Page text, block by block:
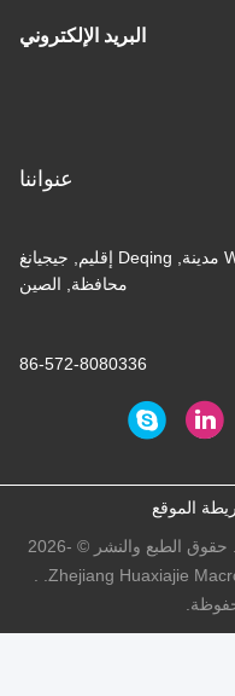
البريد الإلكتروني
عنواننا
رفض 355 Zhiyuan طريق, Wukang مدينة, Deqing إقليم, جيجيانغ
محافظة, الصين
86-572-8080336
الموقع
الصين جيدة الجودة pvc جدار لوح المورد. حقوق الطبع والنشر © -2026
Zhejiang Huaxiajie Macromolecule Building Material Co., Ltd. .